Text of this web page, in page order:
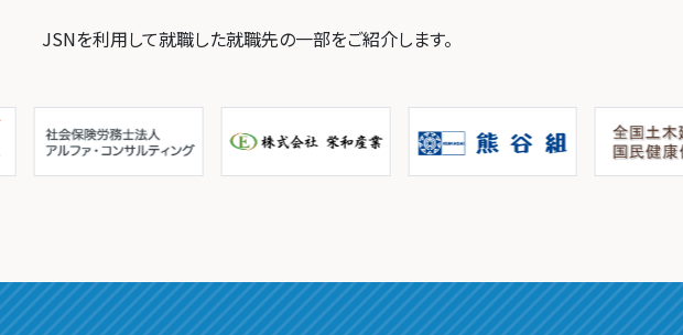
JSNを利用して就職した就職先の一部をご紹介します。